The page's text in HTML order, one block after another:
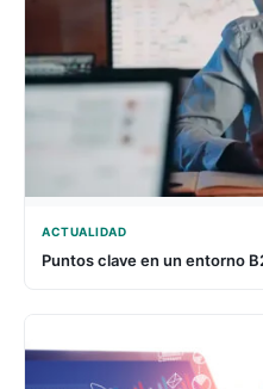
ACTUALIDAD
Puntos clave en un entorno